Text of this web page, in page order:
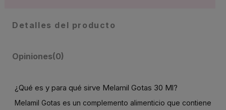
Detalles del producto
Opiniones(0)
¿Qué es y para qué sirve Melamil Gotas 30 Ml?
Melamil Gotas es un complemento alimenticio que contiene